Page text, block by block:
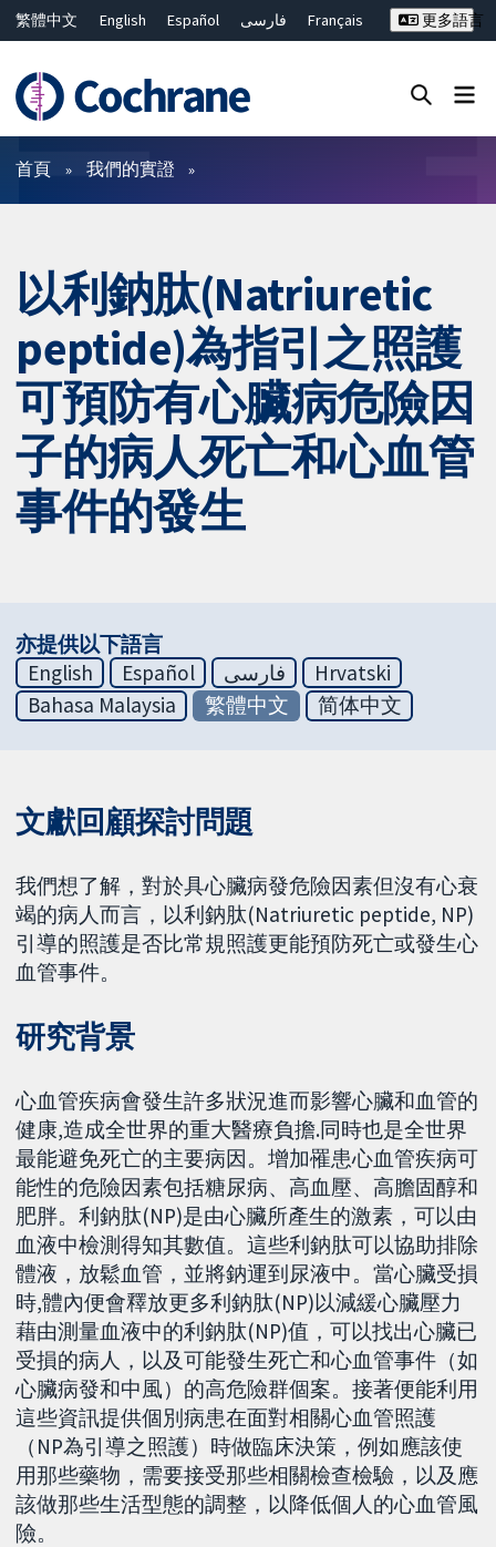
繁體中文 English Español فارسی
Français
ไทย
简体中文
更多語言
篩選條件
首頁 我們的實證
以利鈉肽(Natriuretic
peptide)為指引之照護
可預防有心臟病危險因
子的病人死亡和心血管
事件的發生
亦提供以下語言
English
Español فارسی
Hrvatski
Bahasa Malaysia
繁體中文 简体中文
文獻回顧探討問題
我們想了解，對於具心臟病發危險因素但沒有心衰
竭的病人而言，以利鈉肽(Natriuretic peptide, NP)
引導的照護是否比常規照護更能預防死亡或發生心
血管事件。
研究背景
心血管疾病會發生許多狀況進而影響心臟和血管的
健康,造成全世界的重大醫療負擔.同時也是全世界
最能避免死亡的主要病因。增加罹患心血管疾病可
能性的危險因素包括糖尿病、高血壓、高膽固醇和
肥胖。利鈉肽(NP)是由心臟所產生的激素，可以由
血液中檢測得知其數值。這些利鈉肽可以協助排除
體液，放鬆血管，並將鈉運到尿液中。當心臟受損
時,體內便會釋放更多利鈉肽(NP)以減緩心臟壓力
藉由測量血液中的利鈉肽(NP)值，可以找出心臟已
受損的病人，以及可能發生死亡和心血管事件（如
心臟病發和中風）的高危險群個案。接著便能利用
這些資訊提供個別病患在面對相關心血管照護
（NP為引導之照護）時做臨床決策，例如應該使
用那些藥物，需要接受那些相關檢查檢驗，以及應
該做那些生活型態的調整，以降低個人的心血管風
險。